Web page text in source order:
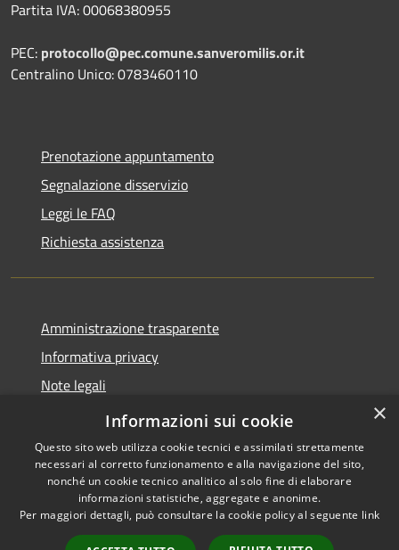
Partita IVA: 00068380955
PEC: protocollo@pec.comune.sanveromilis.or.it
Centralino Unico: 0783460110
Prenotazione appuntamento
Segnalazione disservizio
Leggi le FAQ
Richiesta assistenza
Amministrazione trasparente
Informativa privacy
Note legali
Dichiarazione di accessibilità
Accessibilità
Copyright © 2026 • Comune di
San Vero Milis • Powered by
×
Informazioni sui cookie
Questo sito web utilizza cookie tecnici e assimilati strettamente
necessari al corretto funzionamento e alla navigazione del sito,
nonché un cookie tecnico analitico al solo fine di elaborare
informazioni statistiche, aggregate e anonime.
Per maggiori dettagli, può consultare la cookie policy al seguente link